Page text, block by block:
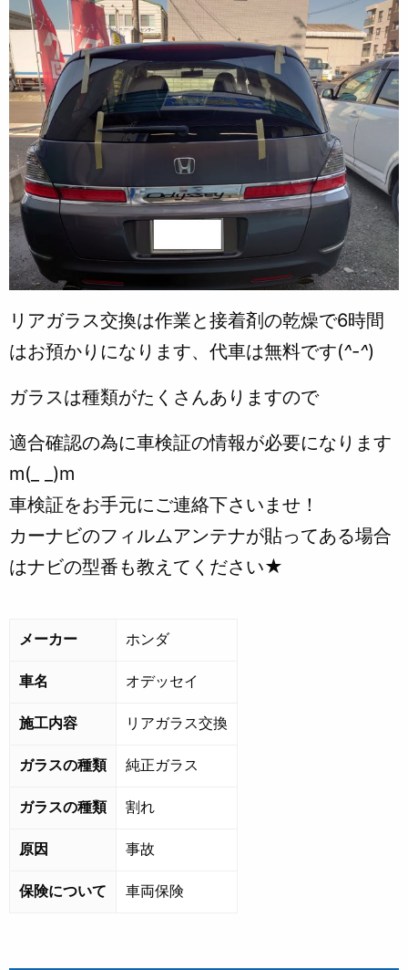
リアガラス交換は作業と接着剤の乾燥で6時間
はお預かりになります、代車は無料です(^-^)
ガラスは種類がたくさんありますので
適合確認の為に車検証の情報が必要になります
m(_ _)m
車検証をお手元にご連絡下さいませ！
カーナビのフィルムアンテナが貼ってある場合
はナビの型番も教えてください★
メーカー ホンダ
車名 オデッセイ
施工内容 リアガラス交換
ガラスの種類 純正ガラス
ガラスの種類 割れ
原因 事故
保険について 車両保険